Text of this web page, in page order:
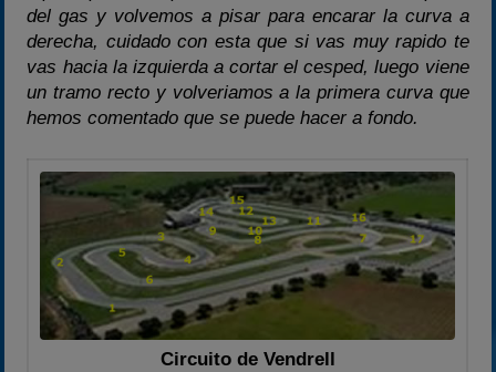
del gas y volvemos a pisar para encarar la curva a
derecha, cuidado con esta que si vas muy rapido te
vas hacia la izquierda a cortar el cesped, luego viene
un tramo recto y volveriamos a la primera curva que
hemos comentado que se puede hacer a fondo.
Circuito de Vendrell